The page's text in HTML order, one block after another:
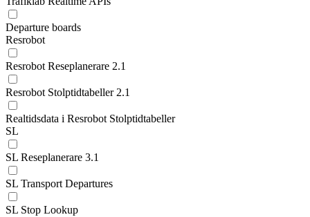
Departure boards
Resrobot
Resrobot Reseplanerare 2.1
Resrobot Stolptidtabeller 2.1
Realtidsdata i Resrobot Stolptidtabeller
SL
SL Reseplanerare 3.1
SL Transport Departures
SL Stop Lookup